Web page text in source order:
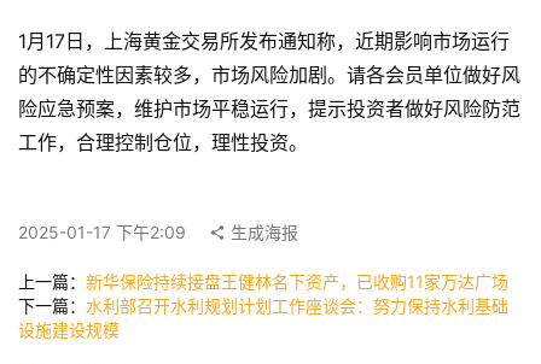
快
讯
1月17日，上海黄金交易所发布通知称，近期影响市场运行
的不确定性因素较多，市场风险加剧。请各会员单位做好风
险应急预案，维护市场平稳运行，提示投资者做好风险防范
工作，合理控制仓位，理性投资。
2025-01-17 下午2:09 生成海报
上一篇： 新华保险持续接盘王健林名下资产，已收购11家万达广场
下一篇： 水利部召开水利规划计划工作座谈会：努力保持水利基础
设施建设规模